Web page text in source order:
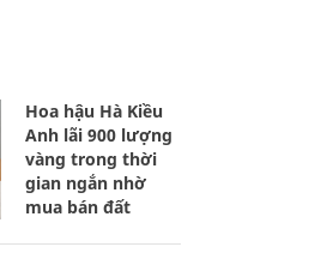
Hoa hậu Hà Kiều
Anh lãi 900 lượng
vàng trong thời
gian ngắn nhờ
mua bán đất